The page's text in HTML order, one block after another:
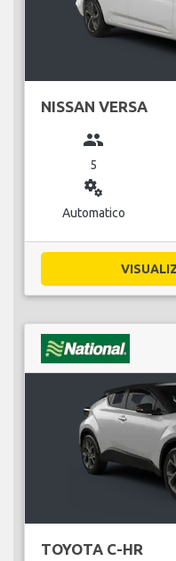
NISSAN VERSA
group
5
miscellaneous_services
Automatico
TOYOTA C-HR